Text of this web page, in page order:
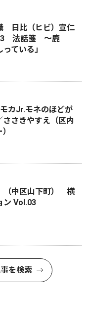
日比（ヒビ）宣仁
法話箋 〜鹿
ている」
カJr.モネのほどが
さきやすえ（区内
（中区山下町） 横
ン Vol.03
を検索